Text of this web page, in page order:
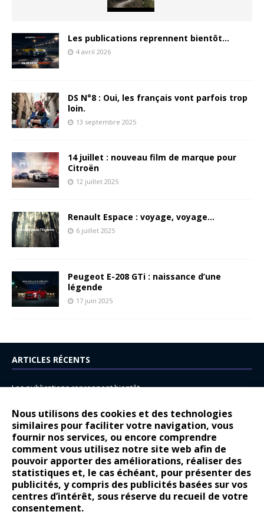
Nous utilisons des cookies et des technologies
similaires pour faciliter votre navigation, vous
fournir nos services, ou encore comprendre
comment vous utilisez notre site web afin de
pouvoir apporter des améliorations, réaliser des
statistiques et, le cas échéant, pour présenter des
publicités, y compris des publicités basées sur vos
centres d’intérêt, sous réserve du recueil de votre
consentement.
Les publications reprennent bientôt…
4 avril 2026
DS N°8 : Oui, les français vont parfois trop
loin.
13 septembre 2025
14 juillet : nouveau film de marque pour
Citroën
12 juillet 2025
Renault Espace : voyage, voyage…
6 juillet 2025
Peugeot E-208 GTi : naissance d’une
légende
17 juin 2025
ARTICLES RÉCENTS
Les publications reprennent bientôt…
14 juillet : nouveau film de marque pour Citroën
Renault Espace : voyage, voyage…
Peugeot E-208 GTi : naissance d’une légende
COMMENTAIRES RÉCENTS
Bernard Dardartdans